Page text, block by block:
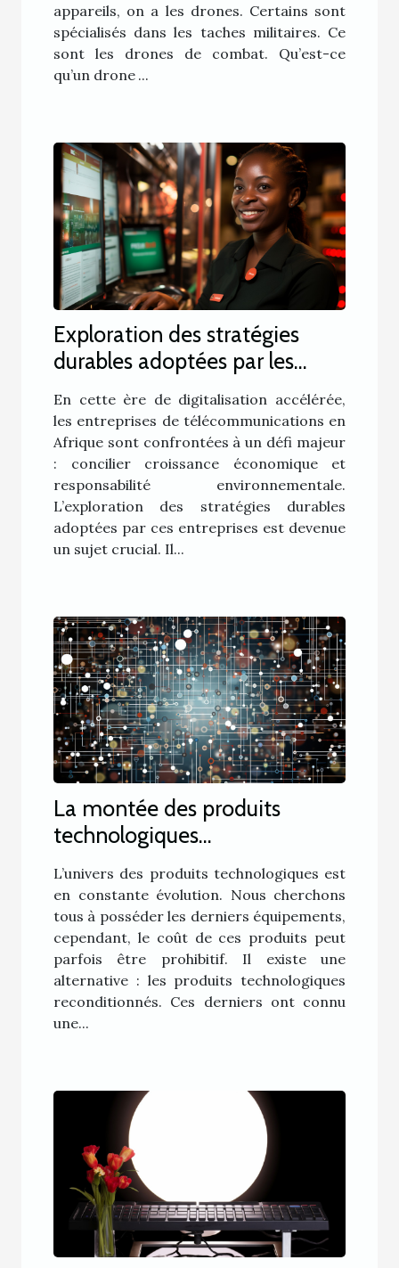
appareils, on a les drones. Certains sont
spécialisés dans les taches militaires. Ce
sont les drones de combat. Qu’est-ce
qu’un drone ...
Exploration des stratégies
durables adoptées par les
entreprises de
télécommunications en
Afrique
En cette ère de digitalisation accélérée,
les entreprises de télécommunications en
Afrique sont confrontées à un défi majeur
: concilier croissance économique et
responsabilité environnementale.
L’exploration des stratégies durables
adoptées par ces entreprises est devenue
un sujet crucial. Il...
La montée des produits
technologiques
reconditionnés
L’univers des produits technologiques est
en constante évolution. Nous cherchons
tous à posséder les derniers équipements,
cependant, le coût de ces produits peut
parfois être prohibitif. Il existe une
alternative : les produits technologiques
reconditionnés. Ces derniers ont connu
une...